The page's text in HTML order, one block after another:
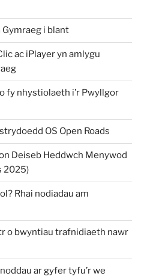
i blant
ac iPlayer yn amlygu
fy nhystiolaeth i’r Pwyllgor
OS Open Roads
Deiseb Heddwch Menywod
2025)
Rhai nodiadau am
o bwyntiau trafnidiaeth nawr
ar gyfer tyfu’r we